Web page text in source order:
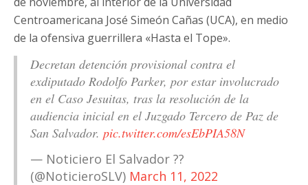
Centroamericana José Simeón Cañas (UCA), en medio
de la ofensiva guerrillera «Hasta el Tope».
Decretan detención provisional contra el
exdiputado Rodolfo Parker, por estar involucrado
en el Caso Jesuitas, tras la resolución de la
audiencia inicial en el Juzgado Tercero de Paz de
San Salvador. pic.twitter.com/esEbPIA58N
— Noticiero El Salvador ??
(@NoticieroSLV) March 11, 2022